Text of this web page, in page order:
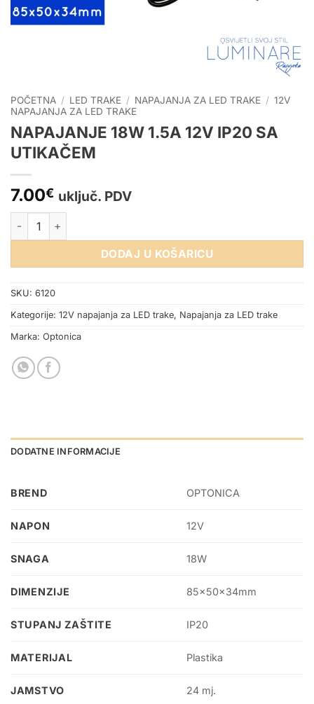
POČETNA / LED TRAKE / NAPAJANJA ZA LED TRAKE / 12V
NAPAJANJA ZA LED TRAKE
NAPAJANJE 18W 1.5A 12V IP20 SA
UTIKAČEM
7.00€ uključ. PDV
NAPAJANJE 18W 1.5A 12V IP20 SA UTIKAČEM količina
DODAJ U KOŠARICU
SKU: 6120
Kategorije: 12V napajanja za LED trake, Napajanja za LED trake
Marka: Optonica
DODATNE INFORMACIJE
BREND OPTONICA
NAPON 12V
SNAGA 18W
DIMENZIJE 85x50x34mm
STUPANJ ZAŠTITE IP20
MATERIJAL Plastika
JAMSTVO 24 mj.